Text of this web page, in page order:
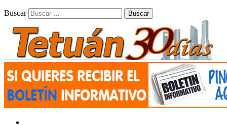
Buscar